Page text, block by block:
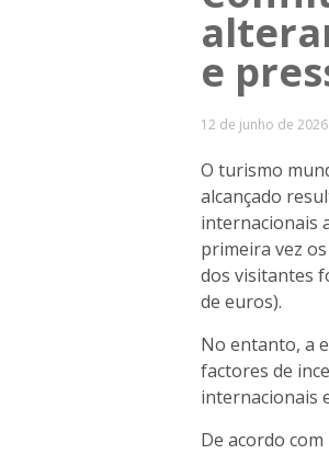
e
12 de junho de 2026
O turismo
alcançado
internacionais
primeira vez
dos visitantes
de euros).
No entanto, a
factores de
internacionais
De acordo